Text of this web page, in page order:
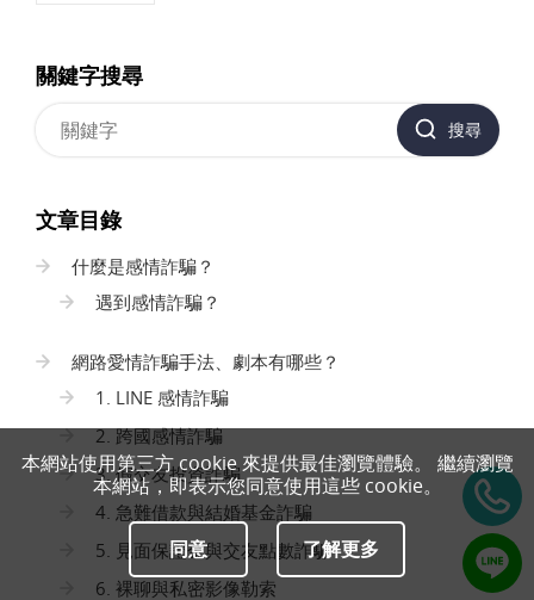
關鍵字搜尋
搜尋
文章目錄
什麼是感情詐騙？
遇到感情詐騙？
網路愛情詐騙手法、劇本有哪些？
1. LINE 感情詐騙
2. 跨國感情詐騙
3. 假交友投資詐騙
4. 急難借款與結婚基金詐騙
5. 見面保證金與交友點數詐騙
6. 裸聊與私密影像勒索
本網站使用第三方 cookie 來提供最佳瀏覽體驗。 繼續瀏覽
本網站，即表示您同意使用這些 cookie。
同意 了解更多